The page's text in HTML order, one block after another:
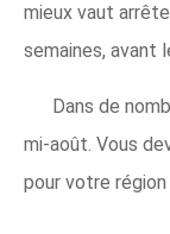
mieux vaut
semaines, avant
Dans de
mi-août. Vous
pour votre